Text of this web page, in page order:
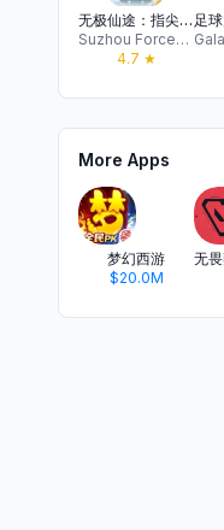
无极仙途：指尖修仙
Suzhou ForceForever Inc
4.7 ★
More Apps
梦幻西游
$20.0M